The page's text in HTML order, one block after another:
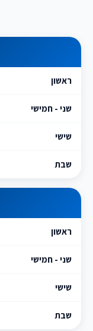
ראשון
שני - חמישי
שישי
שבת
ראשון
שני - חמישי
שישי
שבת